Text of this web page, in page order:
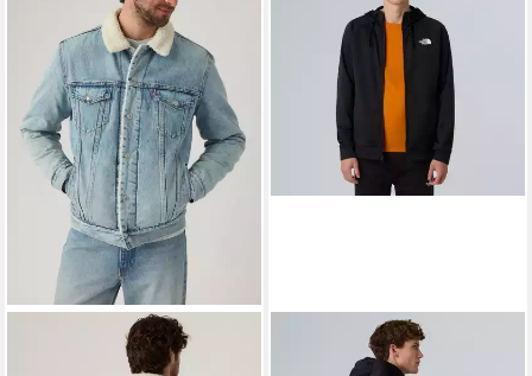
Kurzjacke SHERPA mit
THE NORTH FACE
Funktionsjacke M REAXION